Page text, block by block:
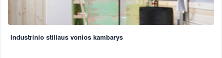
Industrinio stiliaus vonios kambarys